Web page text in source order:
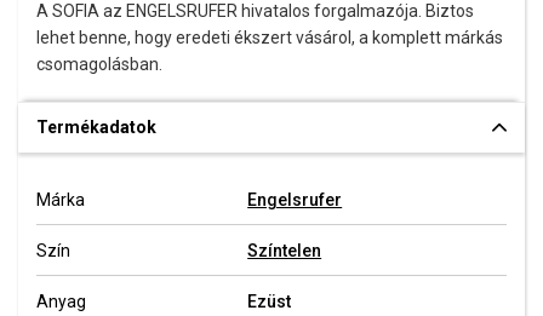
A SOFIA az ENGELSRUFER hivatalos forgalmazója. Biztos
lehet benne, hogy eredeti ékszert vásárol, a komplett márkás
csomagolásban.
Termékadatok
Márka Engelsrufer
Szín Színtelen
Anyag Ezüst